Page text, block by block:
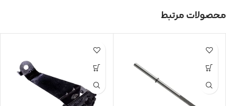
محصولات مرتبط